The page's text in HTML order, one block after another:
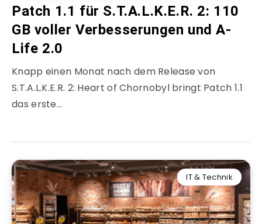
Patch 1.1 für S.T.A.L.K.E.R. 2: 110
GB voller Verbesserungen und A-
Life 2.0
Knapp einen Monat nach dem Release von
S.T.A.L.K.E.R. 2: Heart of Chornobyl bringt Patch 1.1
das erste…
IT & Technik